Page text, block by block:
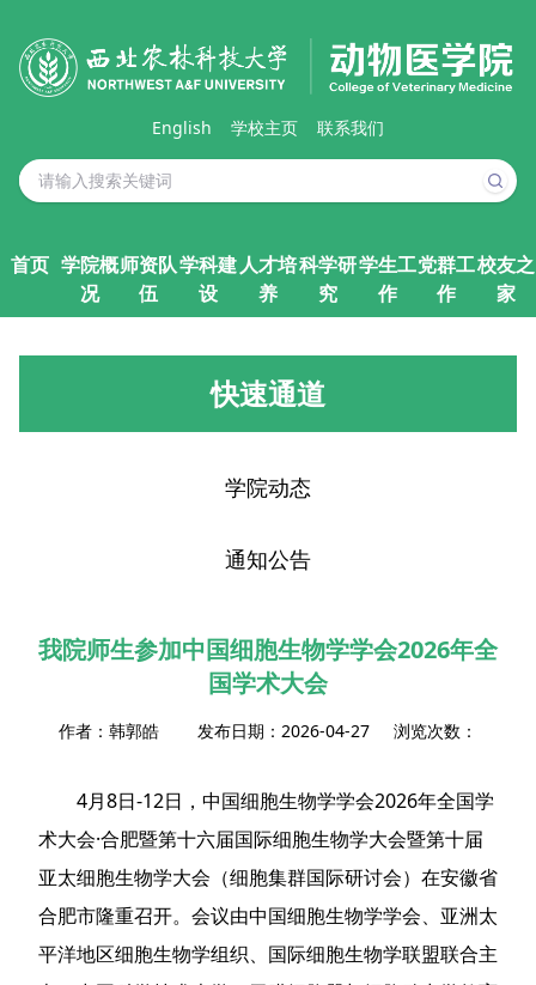
English 学校主页 联系我们
首页 学院概
况
师资队
伍
学科建
设
人才培
养
科学研
究
学生工
作
党群工
作
校友之
家
快速通道
学院动态
通知公告
我院师生参加中国细胞生物学学会2026年全
国学术大会
作者：韩郭皓 发布日期：2026-04-27 浏览次数：
4月8日-12日，中国细胞生物学学会2026年全国学
术大会·合肥暨第十六届国际细胞生物学大会暨第十届
亚太细胞生物学大会（细胞集群国际研讨会）在安徽省
合肥市隆重召开。会议由中国细胞生物学学会、亚洲太
平洋地区细胞生物学组织、国际细胞生物学联盟联合主